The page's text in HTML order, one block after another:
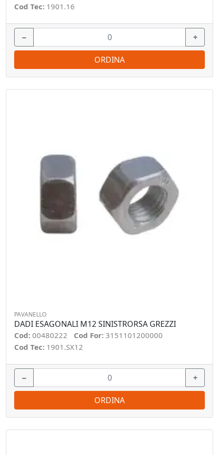
Cod Tec: 1901.16
− +
ORDINA
PAVANELLO
DADI ESAGONALI M12 SINISTRORSA GREZZI
Cod: 00480222 Cod For: 3151101200000
Cod Tec: 1901.SX12
− +
ORDINA